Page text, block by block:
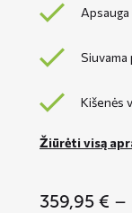
Siuvama
Kišenės
Žiūrėti visą
359,95 € –